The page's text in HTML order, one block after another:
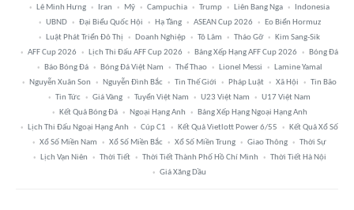
Lê Minh Hưng
Iran Mỹ Campuchia Trump Liên Bang Nga
Indonesia
UBND
Đại Biểu Quốc Hội Hạ Tầng ASEAN Cup 2026
Eo Biển Hormuz
Luật Phát Triển Đô Thị
Doanh Nghiệp Tô Lâm Tháo Gỡ
Kim Sang-Sik
AFF Cup 2026
Lịch Thi Đấu AFF Cup 2026 Bảng Xếp Hạng AFF Cup 2026
Bóng Đá
Báo Bóng Đá
Bóng Đá Việt Nam Thể Thao Lionel Messi
Lamine Yamal
Nguyễn Xuân Son
Nguyễn Đình Bắc Tin Thế Giới Pháp Luật Xã Hội
Tin Bão
Tin Tức
Giá Vàng Tuyển Việt Nam U23 Việt Nam
U17 Việt Nam
Kết Quả Bóng Đá
Ngoại Hạng Anh
Bảng Xếp Hạng Ngoại Hạng Anh
Lịch Thi Đấu Ngoại Hạng Anh
Cúp C1 Kết Quả Vietlott Power 6/55
Kết Quả Xổ Số
Xổ Số Miền Nam
Xổ Số Miền Bắc Xổ Số Miền Trung Giao Thông
Thời Sự
Lịch Vạn Niên
Thời Tiết Thời Tiết Thành Phố Hồ Chí Minh
Thời Tiết Hà Nội
Giá Xăng Dầu